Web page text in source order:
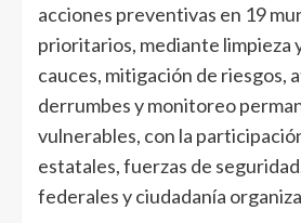
acciones preventivas en 19
prioritarios, mediante limpieza
cauces, mitigación de riesgos,
derrumbes y monitoreo
vulnerables, con la
estatales, fuerzas de
federales y ciudadanía